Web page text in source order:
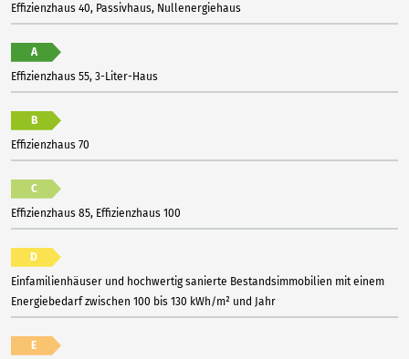
Effizienzhaus 40, Passivhaus, Nullenergiehaus
A
Effizienzhaus 55, 3-Liter-Haus
B
Effizienzhaus 70
C
Effizienzhaus 85, Effizienzhaus 100
D
Einfamilienhäuser und hochwertig sanierte Bestandsimmobilien mit einem
Energiebedarf zwischen 100 bis 130 kWh/m² und Jahr
E